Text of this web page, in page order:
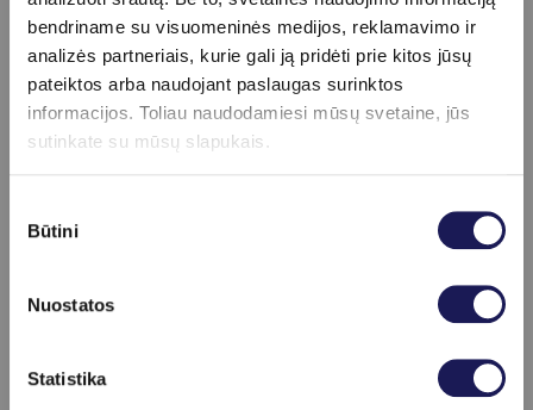
bendriname su visuomeninės medijos, reklamavimo ir
analizės partneriais, kurie gali ją pridėti prie kitos jūsų
pateiktos arba naudojant paslaugas surinktos
informacijos. Toliau naudodamiesi mūsų svetaine, jūs
sutinkate su mūsų slapukais.
pasirinkimas
Būtini
Nuostatos
Statistika
Stebi širdies ir kraujagyslių bei metabolinę
sveikatą;
Siekia optimizuoti gyvenimo būdą pagal
objektyvius laboratorinius rodiklius.
Kodėl verta atlikti
(longevity) kraujo
ištyrimo programą?
nesukeldamos jokių simptomų. Laiku atlikti